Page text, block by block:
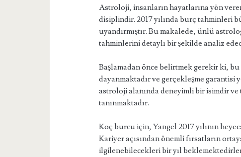
Astroloji, insanların hayatlarına yön
disiplindir. 2017 yılında burç tahminleri
uyandırmıştır. Bu makalede, ünlü
tahminlerini detaylı bir şekilde analiz
Başlamadan önce belirtmek gerekir ki,
dayanmaktadır ve gerçekleşme
astroloji alanında deneyimli bir isimdir
tanınmaktadır.
Koç burcu için, Yangel 2017 yılının
Kariyer açısından önemli fırsatların
ilgilenebilecekleri bir yıl